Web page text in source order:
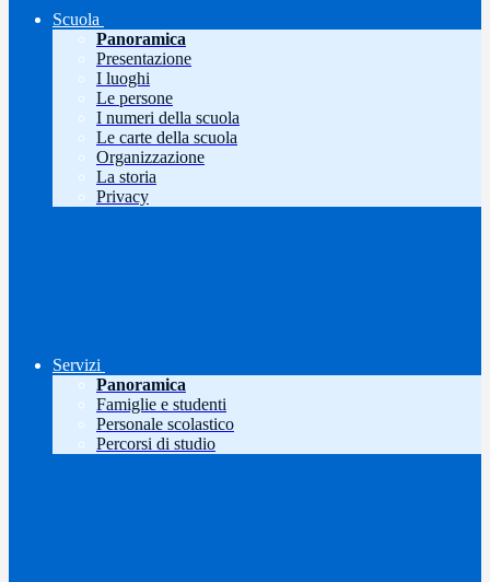
Scuola
Panoramica
Presentazione
I luoghi
Le persone
I numeri della scuola
Le carte della scuola
Organizzazione
La storia
Privacy
Servizi
Panoramica
Famiglie e studenti
Personale scolastico
Percorsi di studio